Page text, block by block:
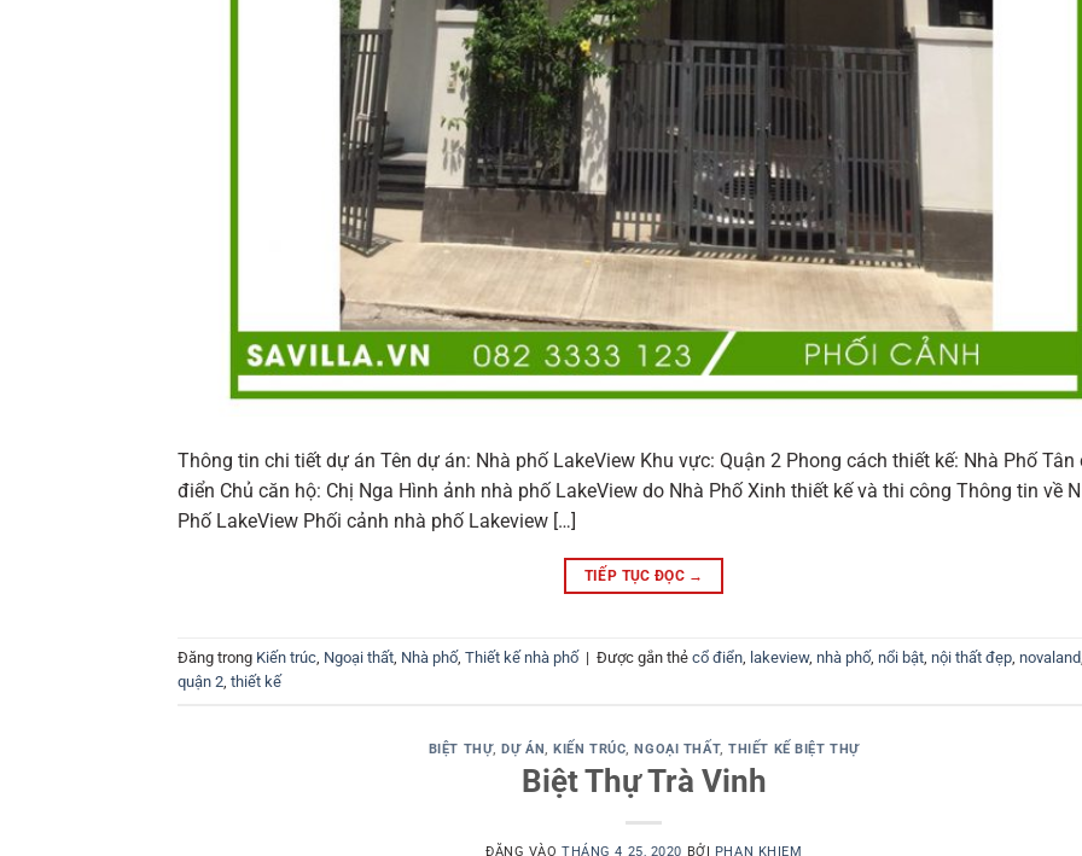
Thông tin chi tiết dự án Tên dự án: Nhà phố LakeView Khu vực: Quận 2 Phong cách thiết kế: Nhà Phố Tân
điển Chủ căn hộ: Chị Nga Hình ảnh nhà phố LakeView do Nhà Phố Xinh thiết kế và thi công Thông tin về
Phố LakeView Phối cảnh nhà phố Lakeview […]
TIẾP TỤC ĐỌC →
Đăng trong Kiến trúc, Ngoại thất, Nhà phố, Thiết kế nhà phố | Được gắn thẻ cổ điển, lakeview, nhà phố, nổi bật, nội thất đẹp, novaland
quận 2, thiết kế
BIỆT THỰ,DỰ ÁN,KIẾN TRÚC,NGOẠI THẤT,THIẾT KẾ BIỆT THỰ
Biệt Thự Trà Vinh
ĐĂNG VÀOTHÁNG 4 25, 2020 BỞI PHAN KHIEM